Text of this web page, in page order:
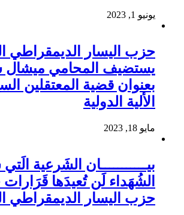
يونيو 1, 2023
حزب اليسار الديمقراطي
يستضيف المحامي ميشال
بعنوان قضية المعتقلين
الألية الدولية
مايو 18, 2023
بيـــــــــــان الشَرعية
الشُهَداء لَن تُعيدَها
حزب اليسار الديمقراطي